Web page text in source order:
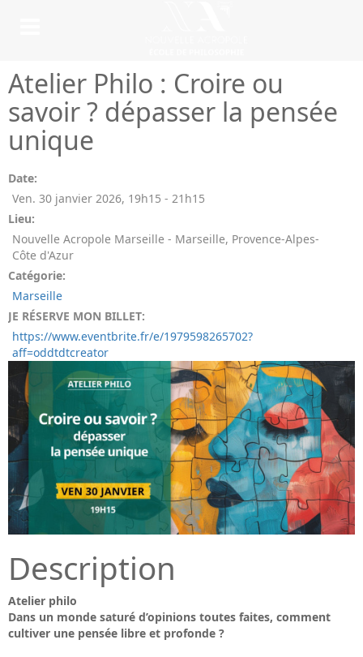
Atelier Philo : Croire ou
savoir ? dépasser la pensée
unique
Date:
Ven. 30 janvier 2026, 19h15 - 21h15
Lieu:
Nouvelle Acropole Marseille - Marseille, Provence-Alpes-
Côte d'Azur
Catégorie:
Marseille
JE RÉSERVE MON BILLET:
https://www.eventbrite.fr/e/1979598265702?
aff=oddtdtcreator
Description
Atelier philo
Dans un monde saturé d’opinions toutes faites, comment
cultiver une pensée libre et profonde ?